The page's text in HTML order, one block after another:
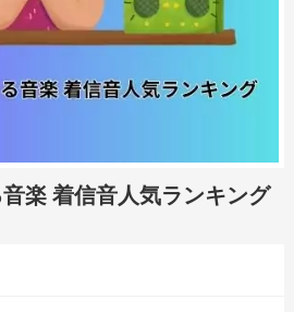
楽 着信音人気ランキング